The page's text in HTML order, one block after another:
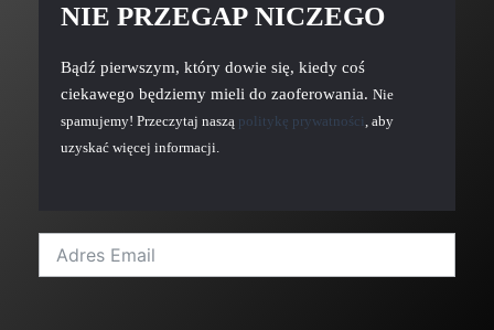
NIE PRZEGAP NICZEGO
Bądź pierwszym, który dowie się, kiedy coś
ciekawego będziemy mieli do zaoferowania. Nie
spamujemy! Przeczytaj naszą politykę prywatności , aby
uzyskać więcej informacji.